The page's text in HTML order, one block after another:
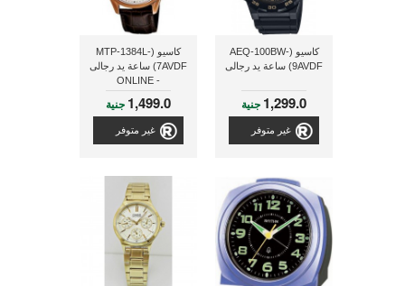
كاسيو (AEQ-100BW-
9AVDF) ساعة يد رجالى
1,299.0 جنية
غير متوفر
كاسيو (MTP-1384L-
7AVDF) ساعة يد رجالى
- ONLINE
1,499.0 جنية
غير متوفر